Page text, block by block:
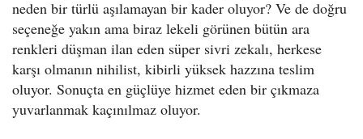
neden bir türlü aşılamayan bir kader oluyor? Ve de doğru
seçeneğe yakın ama biraz lekeli görünen bütün ara
renkleri düşman ilan eden süper sivri zekalı, herkese
karşı olmanın nihilist, kibirli yüksek hazzına teslim
oluyor. Sonuçta en güçlüye hizmet eden bir çıkmaza
yuvarlanmak kaçınılmaz oluyor.